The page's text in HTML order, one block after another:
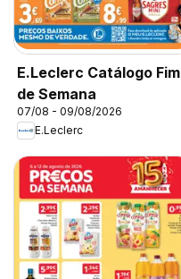
E.Leclerc Catálogo Fim
de Semana
07/08 - 09/08/2026
E.Leclerc